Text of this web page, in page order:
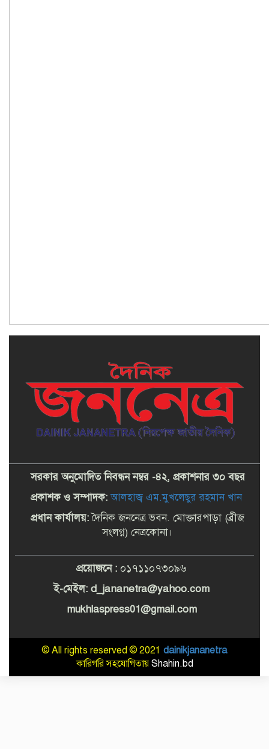
সরকার অনুমোদিত নিবন্ধন নম্বর -৪২, প্রকাশনার ৩০ বছর
প্রকাশক ও সম্পাদক:আলহাজ্ব এম.মুখলেছুর রহমান খান
প্রধান কার্যালয়:দৈনিক জননেত্র ভবন. মোক্তারপাড়া (ব্রীজ
সংলগ্ন) নেত্রকোনা।
প্রয়োজনে : ০১৭১১০৭৩০৯৬
ই-মেইল: d_ jananetra@yahoo.com
mukhlaspress01@gmail.com
© All rights reserved © 2021 dainikjananetra
কারিগরি সহযোগিতায়Shahin.bd